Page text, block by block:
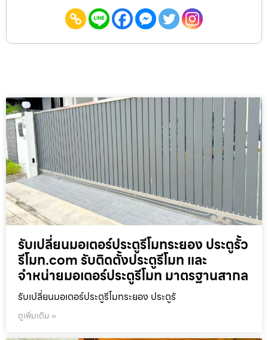
รับเปลี่ยนมอเตอร์ประตูรีโมทระยอง ประตูรั้ว
รีโมท.com รับติดตั้งประตูรีโมท และ
จำหน่ายมอเตอร์ประตูรีโมท มาตรฐานสากล
รับเปลี่ยนมอเตอร์ประตูรีโมทระยอง ประตูรั
ดูเพิ่มเติม »